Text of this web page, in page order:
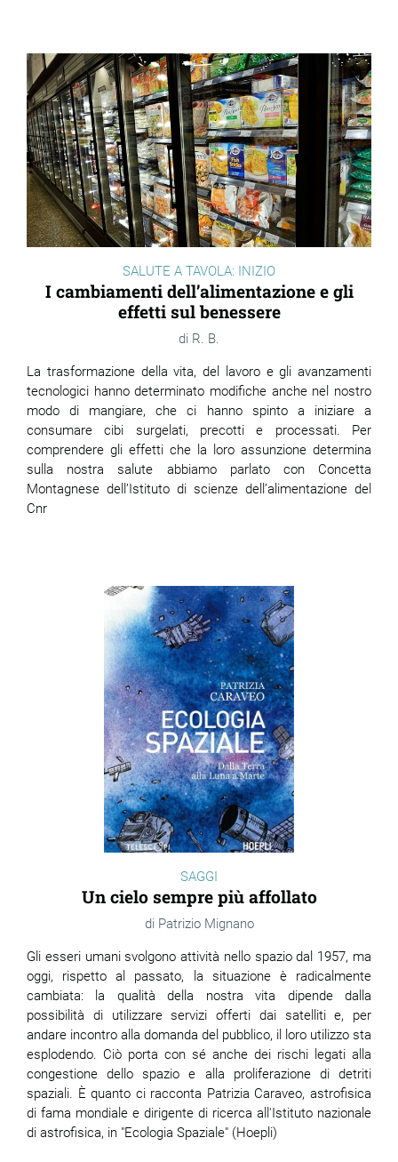
SALUTE A TAVOLA: INIZIO
I cambiamenti dell’alimentazione e gli
effetti sul benessere
R. B.
La trasformazione della vita, del lavoro e gli avanzamenti
tecnologici hanno determinato modifiche anche nel nostro
modo di mangiare, che ci hanno spinto a iniziare a
consumare cibi surgelati, precotti e processati. Per
comprendere gli effetti che la loro assunzione determina
sulla nostra salute abbiamo parlato con Concetta
Montagnese dell’Istituto di scienze dell’alimentazione del
Cnr
SAGGI
Un cielo sempre più affollato
Patrizio Mignano
Gli esseri umani svolgono attività nello spazio dal 1957, ma
oggi, rispetto al passato, la situazione è radicalmente
cambiata: la qualità della nostra vita dipende dalla
possibilità di utilizzare servizi offerti dai satelliti e, per
andare incontro alla domanda del pubblico, il loro utilizzo sta
esplodendo. Ciò porta con sé anche dei rischi legati alla
congestione dello spazio e alla proliferazione di detriti
spaziali. È quanto ci racconta Patrizia Caraveo, astrofisica
di fama mondiale e dirigente di ricerca all'Istituto nazionale
di astrofisica, in "Ecologia Spaziale" (Hoepli)